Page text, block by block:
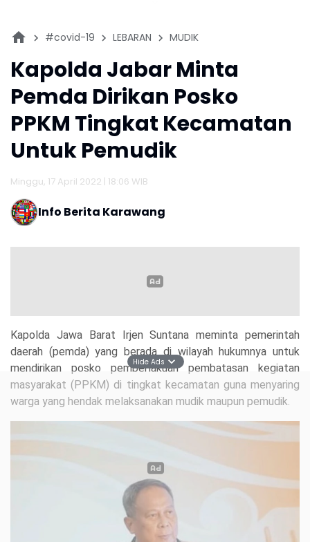
#covid-19 LEBARAN MUDIK
Kapolda Jabar Minta
Pemda Dirikan Posko
PPKM Tingkat Kecamatan
Untuk Pemudik
Minggu, 17 April 2022 | 18:06 WIB
Info Berita Karawang
Kapolda Jawa Barat Irjen Suntana meminta pemerintah
daerah (pemda) yang berada di wilayah hukumnya untuk
mendirikan posko pemberlakuan pembatasan kegiatan
masyarakat (PPKM) di tingkat kecamatan guna menyaring
warga yang hendak melaksanakan mudik maupun pemudik.
Hide Ads